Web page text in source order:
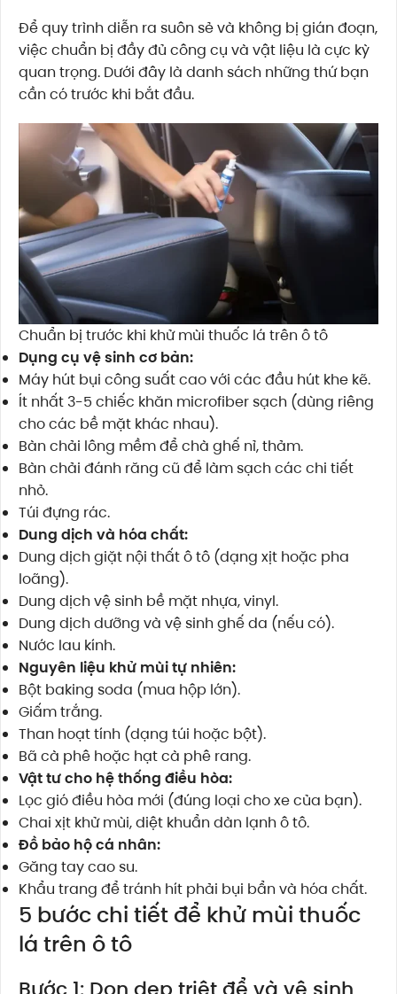
Để quy trình diễn ra suôn sẻ và không bị gián đoạn,
việc chuẩn bị đầy đủ công cụ và vật liệu là cực kỳ
quan trọng. Dưới đây là danh sách những thứ bạn
cần có trước khi bắt đầu.
Chuẩn bị trước khi khử mùi thuốc lá trên ô tô
Dụng cụ vệ sinh cơ bản:
Máy hút bụi công suất cao với các đầu hút khe kẽ.
Ít nhất 3-5 chiếc khăn microfiber sạch (dùng riêng
cho các bề mặt khác nhau).
Bàn chải lông mềm để chà ghế nỉ, thảm.
Bàn chải đánh răng cũ để làm sạch các chi tiết
nhỏ.
Túi đựng rác.
Dung dịch và hóa chất:
Dung dịch giặt nội thất ô tô (dạng xịt hoặc pha
loãng).
Dung dịch vệ sinh bề mặt nhựa, vinyl.
Dung dịch dưỡng và vệ sinh ghế da (nếu có).
Nước lau kính.
Nguyên liệu khử mùi tự nhiên:
Bột baking soda (mua hộp lớn).
Giấm trắng.
Than hoạt tính (dạng túi hoặc bột).
Bã cà phê hoặc hạt cà phê rang.
Vật tư cho hệ thống điều hòa:
Lọc gió điều hòa mới (đúng loại cho xe của bạn).
Chai xịt khử mùi, diệt khuẩn dàn lạnh ô tô.
Đồ bảo hộ cá nhân:
Găng tay cao su.
Khẩu trang để tránh hít phải bụi bẩn và hóa chất.
5 bước chi tiết để khử mùi thuốc
lá trên ô tô